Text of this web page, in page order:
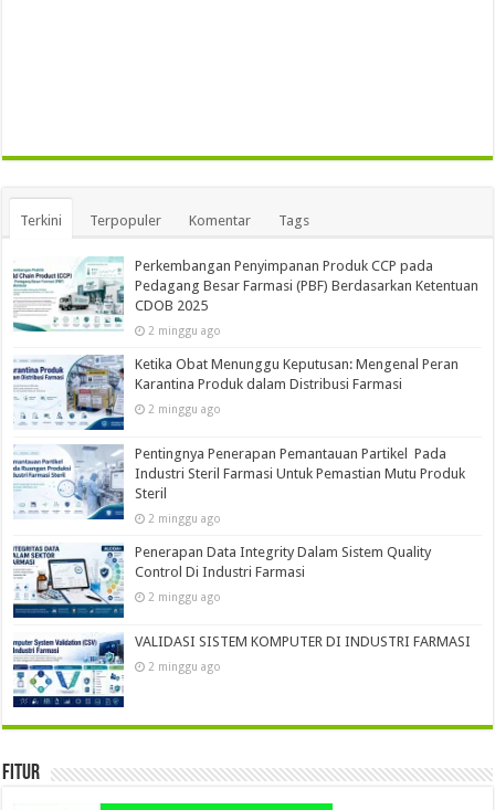
Terkini Terpopuler Komentar Tags
Perkembangan Penyimpanan Produk CCP pada
Pedagang Besar Farmasi (PBF) Berdasarkan Ketentuan
CDOB 2025
2 minggu ago
Ketika Obat Menunggu Keputusan: Mengenal Peran
Karantina Produk dalam Distribusi Farmasi
2 minggu ago
Pentingnya Penerapan Pemantauan Partikel Pada
Industri Steril Farmasi Untuk Pemastian Mutu Produk
Steril
2 minggu ago
Penerapan Data Integrity Dalam Sistem Quality
Control Di Industri Farmasi
2 minggu ago
VALIDASI SISTEM KOMPUTER DI INDUSTRI FARMASI
2 minggu ago
Fitur